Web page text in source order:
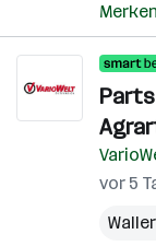
Merken
vor 5